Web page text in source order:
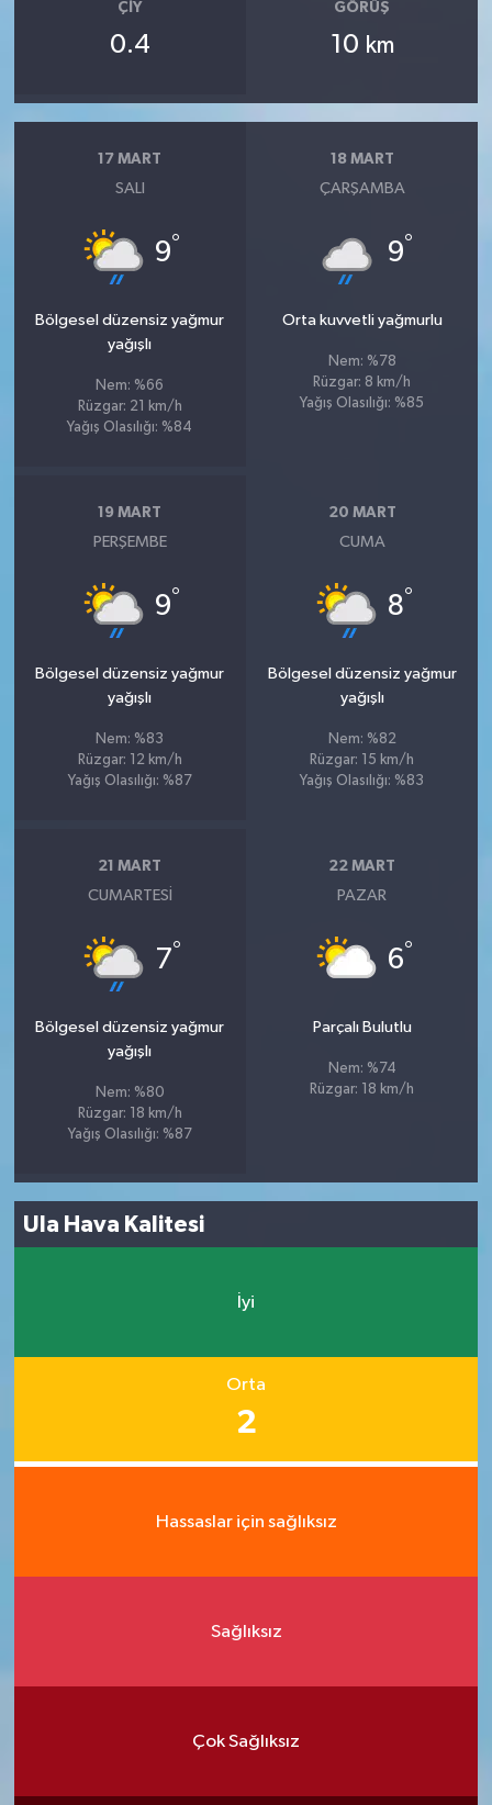
ÇIY
0.4
GÖRÜŞ
10 km
17 MART
SALI
9°
Bölgesel düzensiz yağmur
yağışlı
Nem: %66
Rüzgar: 21 km/h
Yağış Olasılığı: %84
18 MART
ÇARŞAMBA
9°
Orta kuvvetli yağmurlu
Nem: %78
Rüzgar: 8 km/h
Yağış Olasılığı: %85
19 MART
PERŞEMBE
9°
Bölgesel düzensiz yağmur
yağışlı
Nem: %83
Rüzgar: 12 km/h
Yağış Olasılığı: %87
20 MART
CUMA
8°
Bölgesel düzensiz yağmur
yağışlı
Nem: %82
Rüzgar: 15 km/h
Yağış Olasılığı: %83
21 MART
CUMARTESI
7°
Bölgesel düzensiz yağmur
yağışlı
Nem: %80
Rüzgar: 18 km/h
Yağış Olasılığı: %87
22 MART
PAZAR
6°
Parçalı Bulutlu
Nem: %74
Rüzgar: 18 km/h
Ula Hava Kalitesi
İyi
Orta
2
Hassaslar için sağlıksız
Sağlıksız
Çok Sağlıksız